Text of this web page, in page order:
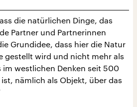
die natürlichen Dinge, das
Partner und Partnerinnen
Grundidee, dass hier die Natur
gestellt wird und nicht mehr als
westlichen Denken seit 500
nämlich als Objekt, über das